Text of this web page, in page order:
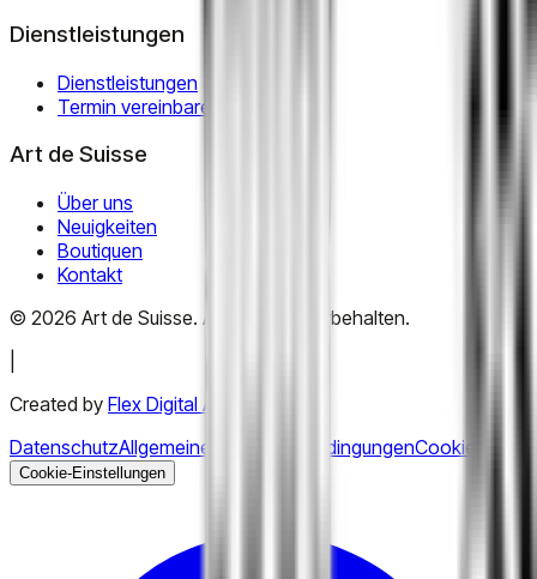
Dienstleistungen
Dienstleistungen
Termin vereinbaren
Art de Suisse
Über uns
Neuigkeiten
Boutiquen
Kontakt
© 2026 Art de Suisse. Alle Rechte vorbehalten.
Created by Flex Digital Agency
DatenschutzAllgemeine GeschäftsbedingungenCookies
Cookie-Einstellungen